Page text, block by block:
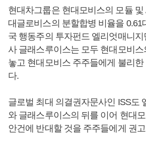
현대차그룹은 현대모비스의 모듈
대글로비스의 분할합병 비율을 0.61
국 행동주의 투자펀드 엘리엇매니
사 글래스루이스는 모두 현대모비
놓고 현대모비스 주주들에게 불리
다.
글로벌 최대 의결권자문사인 ISS도
와 글래스루이스의 뒤를 이어 현대
안건에 반대할 것을 주주들에게 권